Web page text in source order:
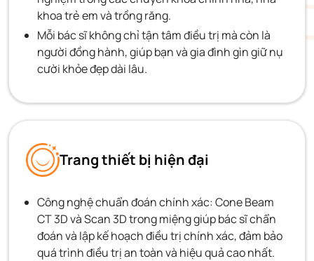
khoa trẻ em và trồng răng.
Mỗi bác sĩ không chỉ tận tâm điều trị mà còn là
người đồng hành, giúp bạn và gia đình gìn giữ nụ
cười khỏe đẹp dài lâu.
Trang thiết bị hiện đại
Công nghệ chuẩn đoán chính xác: Cone Beam
CT 3D và Scan 3D trong miệng giúp bác sĩ chẩn
đoán và lập kế hoạch điều trị chính xác, đảm bảo
quá trình điều trị an toàn và hiệu quả cao nhất.